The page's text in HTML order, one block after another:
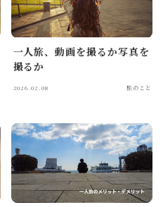
一人旅、動画を撮るか写真を
撮るか
2026.02.08 旅のこと